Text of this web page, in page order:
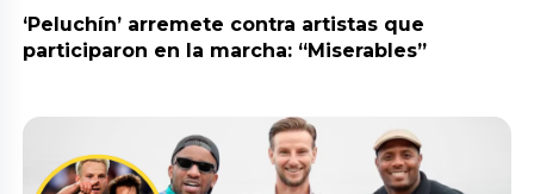
‘Peluchín’ arremete contra artistas que
participaron en la marcha: “Miserables”